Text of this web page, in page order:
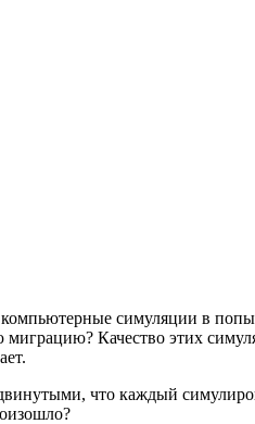
симуляции в
Качество этих
что каждый